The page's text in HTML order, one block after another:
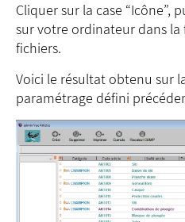
Cliquer sur la case “Icône”,
sur votre ordinateur dans la
fichiers.
Voici le résultat obtenu sur
paramétrage défini